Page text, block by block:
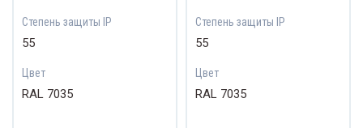
Степень защиты IP
55
Цвет
RAL 7035
Степень защиты IP
55
Цвет
RAL 7035